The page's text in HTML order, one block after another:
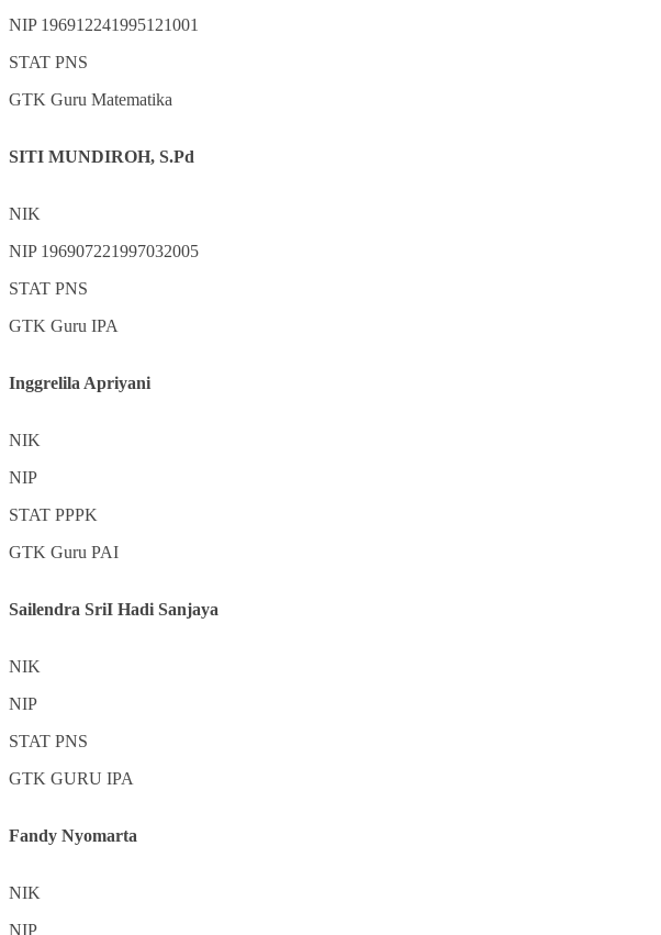
NIP 196912241995121001
STAT PNS
GTK Guru Matematika
SITI MUNDIROH, S.Pd
NIK
NIP 196907221997032005
STAT PNS
GTK Guru IPA
Inggrelila Apriyani
NIK
NIP
STAT PPPK
GTK Guru PAI
Sailendra SriI Hadi Sanjaya
NIK
NIP
STAT PNS
GTK GURU IPA
Fandy Nyomarta
NIK
NIP